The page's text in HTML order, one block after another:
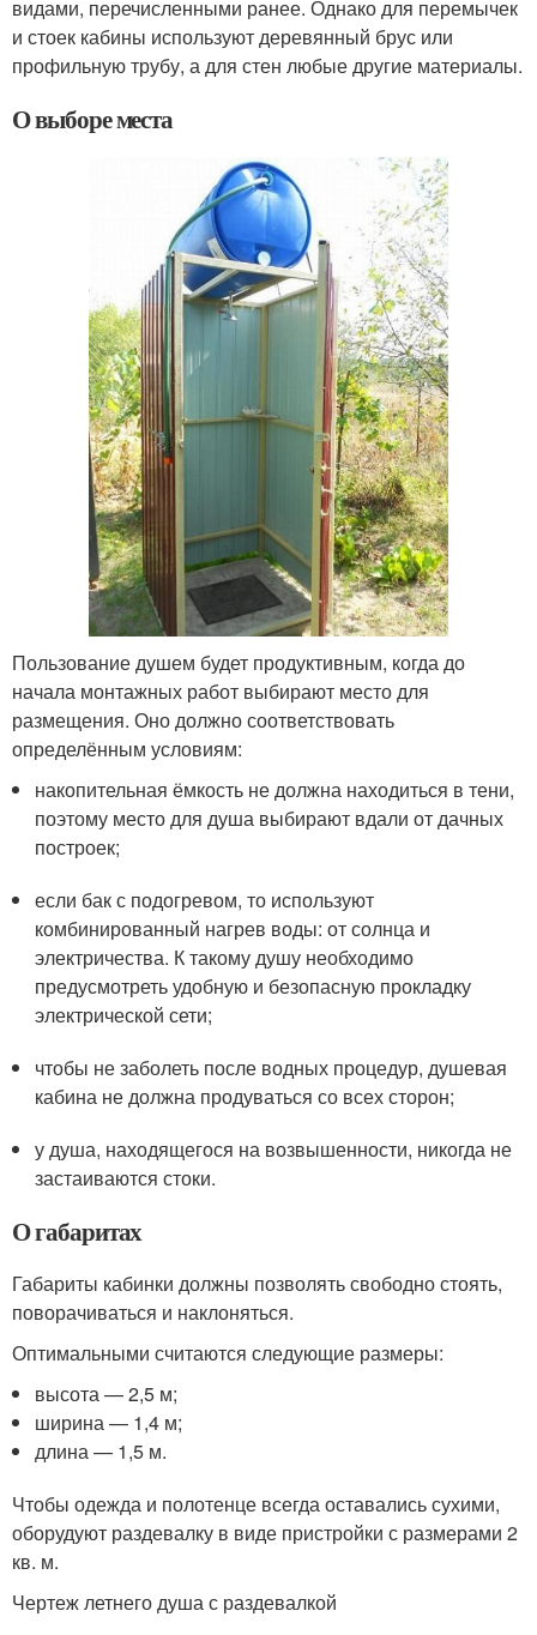
видами, перечисленными ранее. Однако для перемычек
и стоек кабины используют деревянный брус или
профильную трубу, а для стен любые другие материалы.
О выборе места
Пользование душем будет продуктивным, когда до
начала монтажных работ выбирают место для
размещения. Оно должно соответствовать
определённым условиям:
накопительная ёмкость не должна находиться в тени,
поэтому место для душа выбирают вдали от дачных
построек;
если бак с подогревом, то используют
комбинированный нагрев воды: от солнца и
электричества. К такому душу необходимо
предусмотреть удобную и безопасную прокладку
электрической сети;
чтобы не заболеть после водных процедур, душевая
кабина не должна продуваться со всех сторон;
у душа, находящегося на возвышенности, никогда не
застаиваются стоки.
О габаритах
Габариты кабинки должны позволять свободно стоять,
поворачиваться и наклоняться.
Оптимальными считаются следующие размеры:
высота — 2,5 м;
ширина — 1,4 м;
длина — 1,5 м.
Чтобы одежда и полотенце всегда оставались сухими,
оборудуют раздевалку в виде пристройки с размерами 2
кв. м.
Чертеж летнего душа с раздевалкой